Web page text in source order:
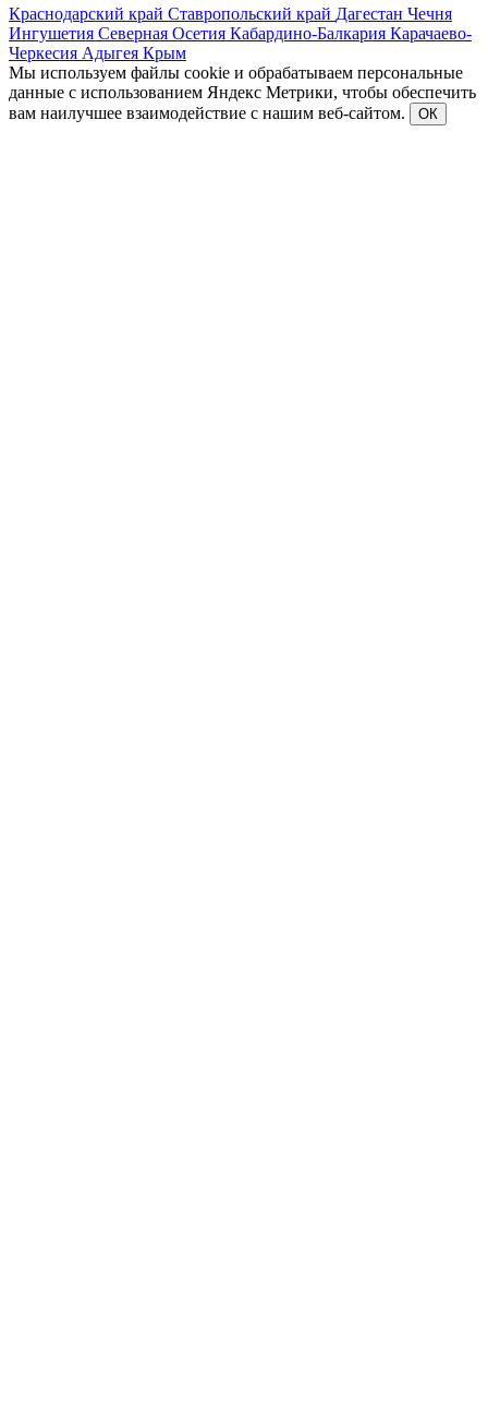
Краснодарский край Ставропольский край Дагестан Чечня
Ингушетия Северная Осетия Кабардино-Балкария Карачаево-
Черкесия Адыгея Крым
Мы используем файлы cookie и обрабатываем персональные
данные с использованием Яндекс Метрики, чтобы обеспечить
вам наилучшее взаимодействие с нашим веб-сайтом.
ОК